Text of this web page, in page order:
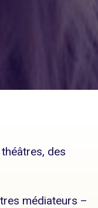
des
médiateurs –